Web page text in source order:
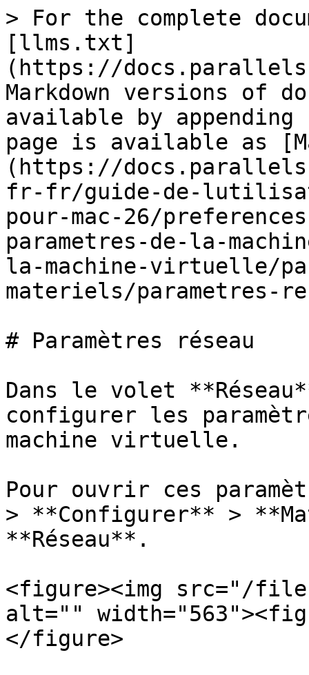
> For the complete
[llms.txt]
(https://
Markdown versions of
available by
page is available as
(https://
fr-fr/guide-de-
pour-mac-26/
parametres-de-la-
la-machine-virtuelle/
materiels/parametres-
# Paramètres réseau
Dans le volet
configurer les
machine virtuelle.
Pour ouvrir ces
> **Configurer** >
**Réseau**.
<figure><img src="/
alt=""
</figure>